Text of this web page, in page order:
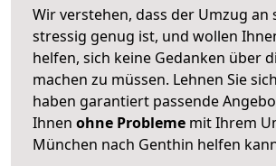
Wir verstehen, dass der Umzug an
stressig genug ist, und wollen
helfen, sich keine Gedanken über
machen zu müssen. Lehnen Sie
haben garantiert passende
Ihnen ohne Probleme mit Ihrem
München nach Genthin helfen